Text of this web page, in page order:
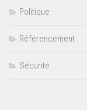
Politique
Référencement
Sécurité